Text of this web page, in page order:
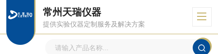
常州天瑞仪器
提供实验仪器定制服务及解决方案